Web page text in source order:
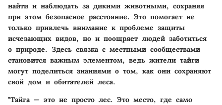
найти и наблюдать за дикими животными, сохраняя
при этом безопасное расстояние. Это помогает не
только привлечь внимание к проблеме защиты
исчезающих видов, но и поощряет людей заботиться
о природе. Здесь связка с местными сообществами
становится важным элементом, ведь жители тайги
могут поделиться знаниями о том, как они сохраняют
свой дом и обитателей леса.
"Тайга — это не просто лес. Это место, где само